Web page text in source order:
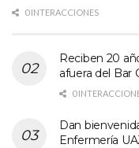
0 INTERACCIONES
Reciben 20
afuera del Bar
0
Dan
Enfermería